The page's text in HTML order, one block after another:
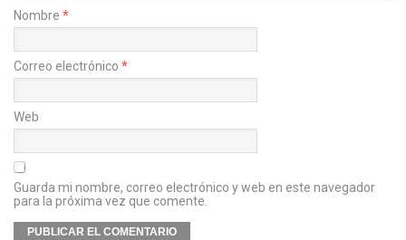
Nombre *
Correo electrónico *
Web
Guarda mi nombre, correo electrónico y web en este navegador
para la próxima vez que comente.